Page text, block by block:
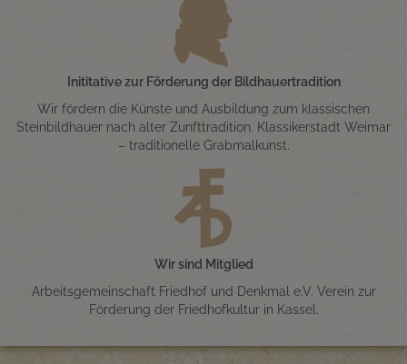
Inititative zur Förderung der Bildhauertradition
Wir fördern die Künste und Ausbildung zum klassischen
Steinbildhauer nach alter Zunfttradition. Klassikerstadt Weimar
– traditionelle Grabmalkunst.
Wir sind Mitglied
Arbeitsgemeinschaft Friedhof und Denkmal e.V. Verein zur
Förderung der Friedhofkultur in Kassel.